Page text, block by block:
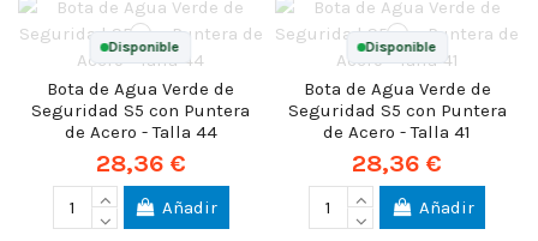
Disponible
Bota de Agua Verde de
Seguridad S5 con Puntera
de Acero - Talla 44
28,36 €
Añadir
Disponible
Bota de Agua Verde de
Seguridad S5 con Puntera
de Acero - Talla 41
28,36 €
Añadir